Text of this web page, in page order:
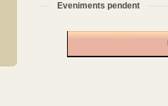
Eveniments pendent